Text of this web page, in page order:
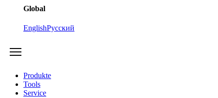
Global
EnglishРусский
Produkte
Tools
Service